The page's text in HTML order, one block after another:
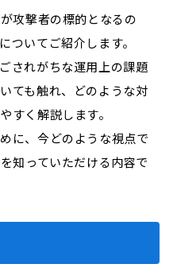
攻撃者の標的となるの
ついてご紹介します。
されがちな運用上の課題
ても触れ、どのような対
すく解説します。
に、今どのような視点で
知っていただける内容で